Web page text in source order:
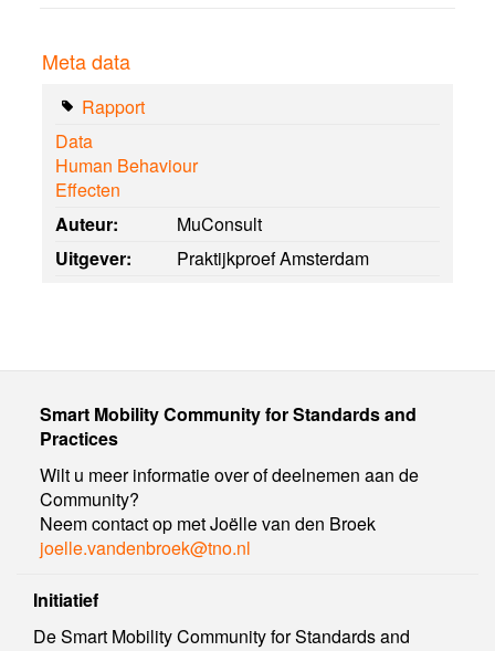
Meta data
Rapport
Data
Human Behaviour
Effecten
Auteur:
MuConsult
Uitgever:
Praktijkproef Amsterdam
Smart Mobility Community for Standards and
Practices
Wilt u meer informatie over of deelnemen aan de
Community?
Neem contact op met Joëlle van den Broek
joelle.vandenbroek@tno.nl
Initiatief
De Smart Mobility Community for Standards and